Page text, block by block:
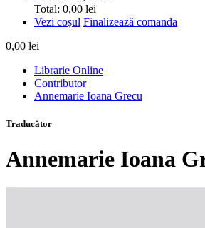
Total: 0,00 lei
Vezi coșul Finalizează comanda
0,00 lei
Librarie Online
Contributor
Annemarie Ioana Grecu
Traducător
Annemarie Ioana